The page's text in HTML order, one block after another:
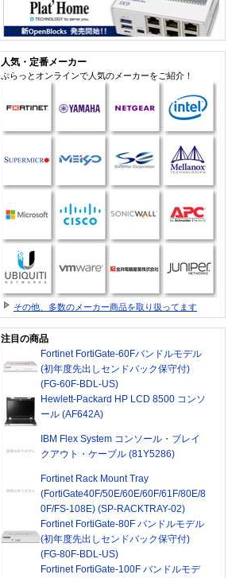
人気・定番メーカー
ぷらっとオンラインで人気のメーカーをご紹介！
その他、多数のメーカー商品を取り扱ってます
注目の商品
Fortinet FortiGate-60Fバンドルモデル
(初年度先出しセンドバック保守付)
(FG-60F-BDL-US)
Hewlett-Packard HP LCD 8500 コンソ
ール (AF642A)
IBM Flex System コンソール・ブレイ
クアウト・ケーブル (81Y5286)
Fortinet Rack Mount Tray
(FortiGate40F/50E/60E/60F/61F/80E/8
0F/FS-108E) (SP-RACKTRAY-02)
Fortinet FortiGate-80F バンドルモデル
(初年度先出しセンドバック保守付)
(FG-80F-BDL-US)
Fortinet FortiGate-100F バンドルモデ